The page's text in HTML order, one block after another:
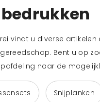
vindt u diverse
Bent u op
naar de
Snijplanken